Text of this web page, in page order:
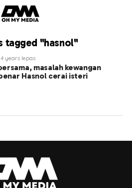
tagged "hasnol"
4 years lepas
masalah kewangan
Hasnol cerai isteri